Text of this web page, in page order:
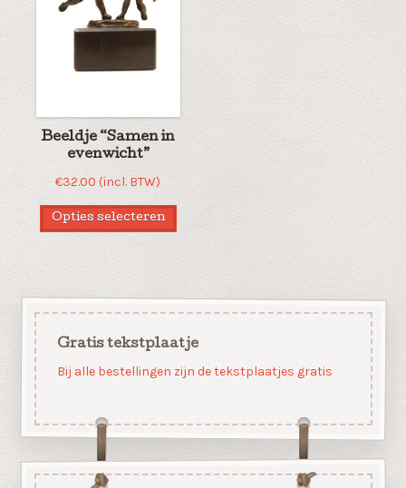
Beeldje “Samen in
evenwicht”
€32.00 (incl. BTW)
Opties selecteren
Gratis tekstplaatje
Bij alle bestellingen zijn de tekstplaatjes gratis